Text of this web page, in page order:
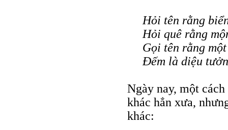
Hỏi tên rằng
Hỏi quê rằng
Gọi tên rằng
Ðếm là diệu
Ngày nay, một
khác hẳn xưa,
khác: